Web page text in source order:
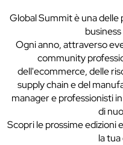
Global Summit è una delle
Ogni anno, attraverso
community
dell'ecommerce, delle
supply chain e del
manager e professionisti
di
Scopri le prossime edizioni
la